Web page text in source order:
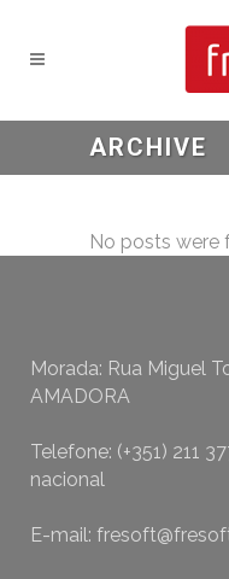
ARCHIVE
No posts were
Morada: Rua Miguel
AMADORA
Telefone: (+351) 211
nacional
E-mail: